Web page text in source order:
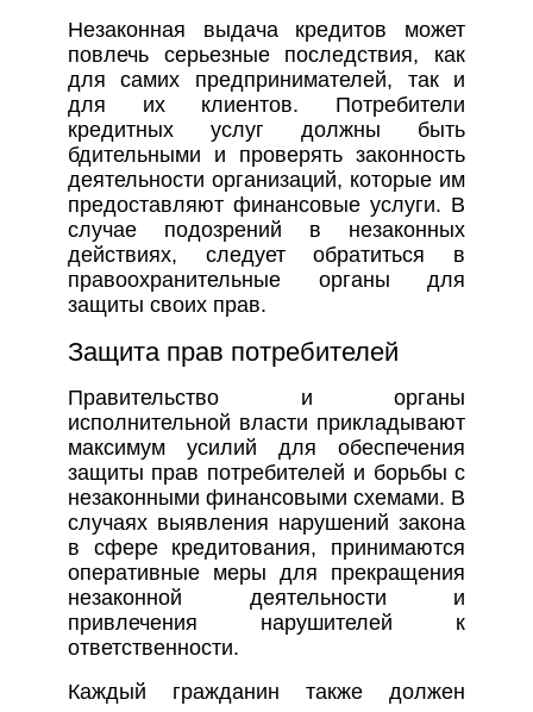
Незаконная выдача кредитов может
повлечь серьезные последствия, как
для самих предпринимателей, так и
для их клиентов. Потребители
кредитных услуг должны быть
бдительными и проверять законность
деятельности организаций, которые им
предоставляют финансовые услуги. В
случае подозрений в незаконных
действиях, следует обратиться в
правоохранительные органы для
защиты своих прав.
Защита прав потребителей
Правительство и органы
исполнительной власти прикладывают
максимум усилий для обеспечения
защиты прав потребителей и борьбы с
незаконными финансовыми схемами. В
случаях выявления нарушений закона
в сфере кредитования, принимаются
оперативные меры для прекращения
незаконной деятельности и
привлечения нарушителей к
ответственности.
Каждый гражданин также должен